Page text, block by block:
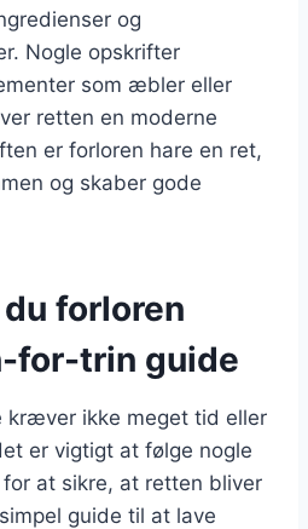
og
Nogle opskrifter
som æbler eller
retten en moderne
er forloren hare en ret,
og skaber gode
forloren
for-trin guide
kræver ikke meget tid eller
er vigtigt at følge nogle
at sikre, at retten bliver
guide til at lave